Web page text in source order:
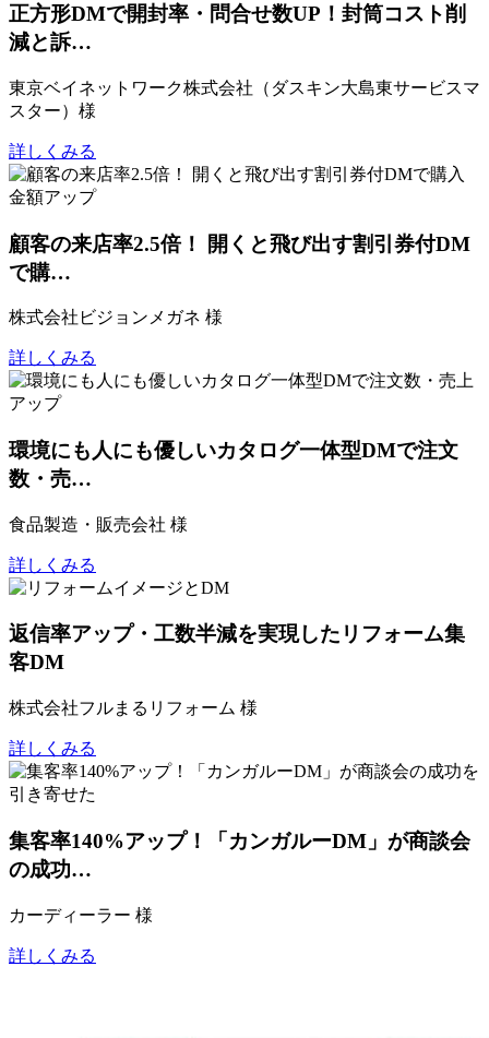
正方形DMで開封率・問合せ数UP！封筒コスト削
減と訴…
東京ベイネットワーク株式会社（ダスキン大島東サービスマ
スター）様
詳しくみる
顧客の来店率2.5倍！ 開くと飛び出す割引券付DM
で購…
株式会社ビジョンメガネ 様
詳しくみる
環境にも人にも優しいカタログ一体型DMで注文
数・売…
食品製造・販売会社 様
詳しくみる
返信率アップ・工数半減を実現したリフォーム集
客DM
株式会社フルまるリフォーム 様
詳しくみる
集客率140%アップ！「カンガルーDM」が商談会
の成功…
カーディーラー 様
詳しくみる